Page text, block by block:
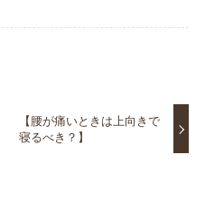
【腰が痛いときは上向きで
寝るべき？】